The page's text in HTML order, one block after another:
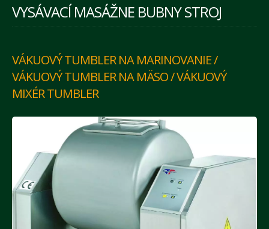
VYSÁVACÍ MASÁŽNE BUBNY STROJ
VÁKUOVÝ TUMBLER NA MARINOVANIE /
VÁKUOVÝ TUMBLER NA MÄSO / VÁKUOVÝ
MIXÉR TUMBLER